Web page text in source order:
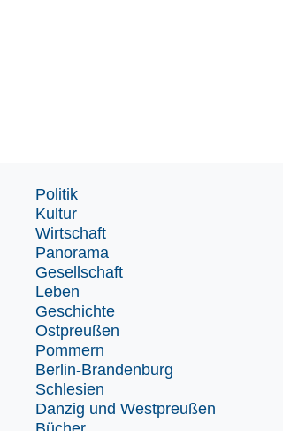
Politik
Kultur
Wirtschaft
Panorama
Gesellschaft
Leben
Geschichte
Ostpreußen
Pommern
Berlin-Brandenburg
Schlesien
Danzig und Westpreußen